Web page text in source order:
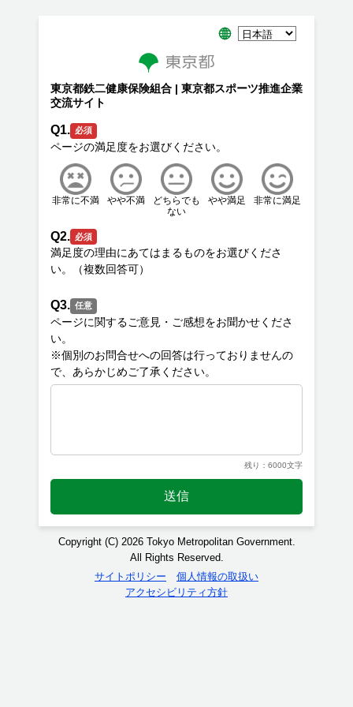
東京都鉄二健康保険組合 | 東京都スポーツ推進企業
交流サイト
Q1. 必須
非常に不満 やや不満
どちらでも
ない
やや満足 非常に満足
Q2. 必須
満足度の理由にあてはまるものをお選びくださ
Q3. 任意
ページに関するご意見・ご感想をお聞かせくださ
い。
※個別のお問合せへの回答は行っておりませんの
残り：6000文字
送信
Copyright (C) 2026 Tokyo Metropolitan Government.
All Rights Reserved.
サイトポリシー
個人情報の取扱い
アクセシビリティ方針